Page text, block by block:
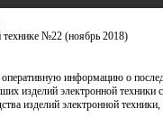
информацию о
изделий электронной техники
изделий электронной